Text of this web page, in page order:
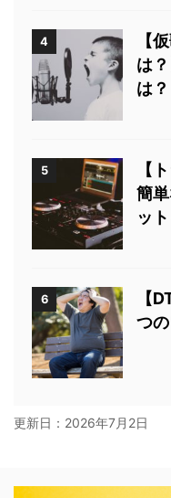
4
【
は
は？
5
【
簡
ッ
6
【
つ
更新日： 2026年7月2日